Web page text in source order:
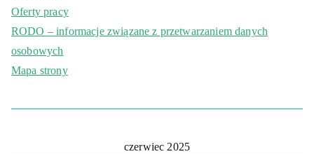
Oferty pracy
RODO – informacje związane z przetwarzaniem danych
osobowych
Mapa strony
czerwiec 2025